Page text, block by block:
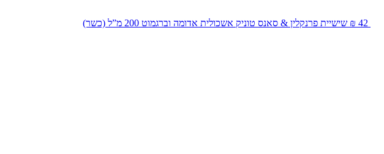
42 ₪ שישיית פרנקלין & סאנס טוניק אשכולית אדומה וברגמוט 200 מ”ל (כשר)